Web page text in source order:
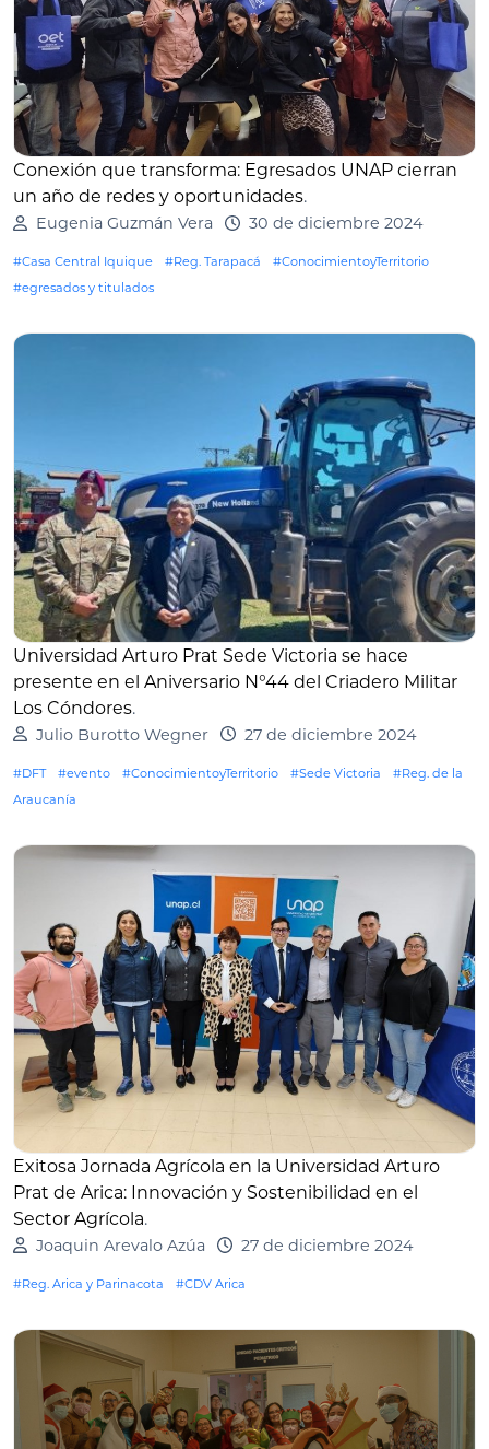
Conexión que transforma: Egresados ​​UNAP cierran
un año de redes y oportunidades.
Eugenia Guzmán Vera 30 de diciembre 2024
#Casa Central Iquique #Reg. Tarapacá
#ConocimientoyTerritorio
#egresados y titulados
Universidad Arturo Prat Sede Victoria se hace
presente en el Aniversario N°44 del Criadero Militar
Los Cóndores.
Julio Burotto Wegner 27 de diciembre 2024
#DFT #evento #ConocimientoyTerritorio #Sede Victoria
#Reg. de la
Araucanía
Exitosa Jornada Agrícola en la Universidad Arturo
Prat de Arica: Innovación y Sostenibilidad en el
Sector Agrícola.
Joaquin Arevalo Azúa 27 de diciembre 2024
#Reg. Arica y Parinacota #CDV Arica